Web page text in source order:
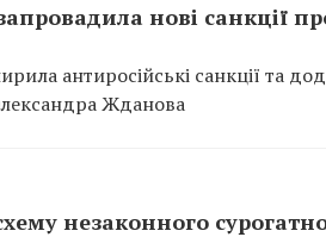
нові санкції
антиросійські санкції та
Жданова
незаконного